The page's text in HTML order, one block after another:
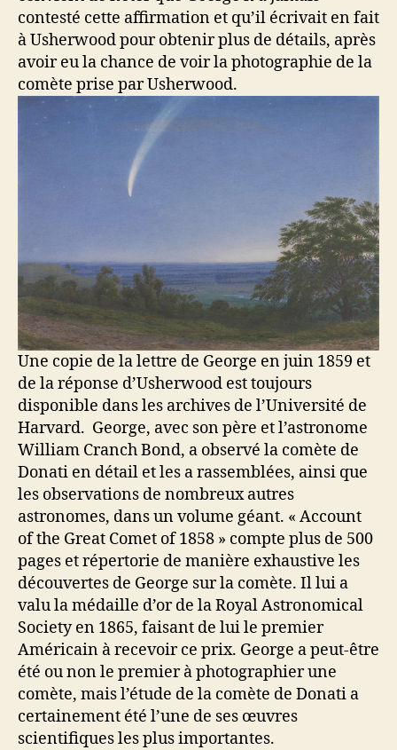
contesté cette affirmation et qu’il écrivait en fait
à Usherwood pour obtenir plus de détails, après
avoir eu la chance de voir la photographie de la
comète prise par Usherwood.
Une copie de la lettre de George en juin 1859 et
de la réponse d’Usherwood est toujours
disponible dans les archives de l’Université de
Harvard. George, avec son père et l’astronome
William Cranch Bond, a observé la comète de
Donati en détail et les a rassemblées, ainsi que
les observations de nombreux autres
astronomes, dans un volume géant. « Account
of the Great Comet of 1858 » compte plus de 500
pages et répertorie de manière exhaustive les
découvertes de George sur la comète. Il lui a
valu la médaille d’or de la Royal Astronomical
Society en 1865, faisant de lui le premier
Américain à recevoir ce prix. George a peut-être
été ou non le premier à photographier une
comète, mais l’étude de la comète de Donati a
certainement été l’une de ses œuvres
scientifiques les plus importantes.